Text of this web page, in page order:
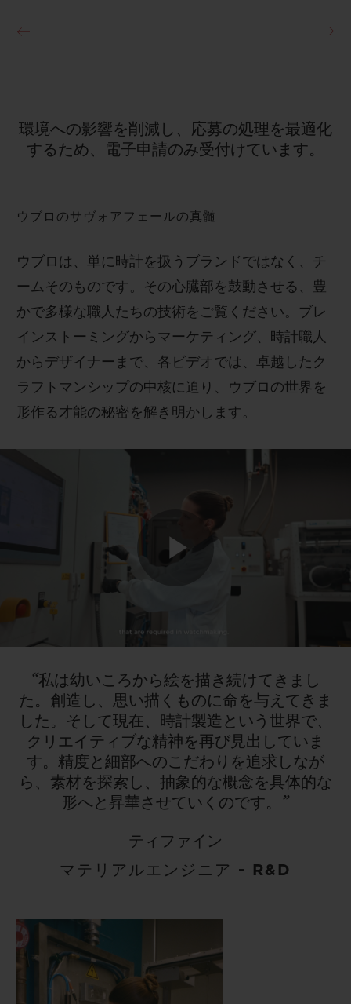
環境への影響を削減し、応募の処理を最適化
するため、電子申請のみ受付けています。
ウブロのサヴォアフェールの真髄
ウブロは、単に時計を扱うブランドではなく、チ
ームそのものです。その心臓部を鼓動させる、豊
かで多様な職人たちの技術をご覧ください。ブレ
インストーミングからマーケティング、時計職人
からデザイナーまで、各ビデオでは、卓越したク
ラフトマンシップの中核に迫り、ウブロの世界を
形作る才能の秘密を解き明かします。
Play
Video
“私は幼いころから絵を描き続けてきまし
た。創造し、思い描くものに命を与えてきま
した。そして現在、時計製造という世界で、
クリエイティブな精神を再び見出していま
す。精度と細部へのこだわりを追求しなが
ら、素材を探索し、抽象的な概念を具体的な
形へと昇華させていくのです。”
ティファイン
マテリアルエンジニア - R&D